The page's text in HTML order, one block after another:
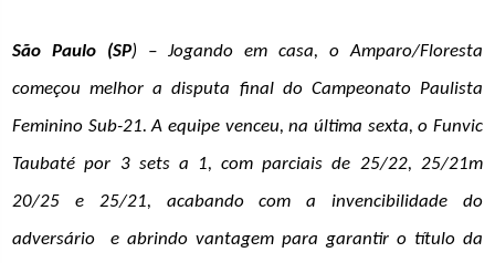
São Paulo (SP) – Jogando em casa, o Amparo/Floresta
começou melhor a disputa final do Campeonato Paulista
Feminino Sub-21. A equipe venceu, na última sexta, o Funvic
Taubaté por 3 sets a 1, com parciais de 25/22, 25/21m
20/25 e 25/21, acabando com a invencibilidade do
adversário e abrindo vantagem para garantir o título da